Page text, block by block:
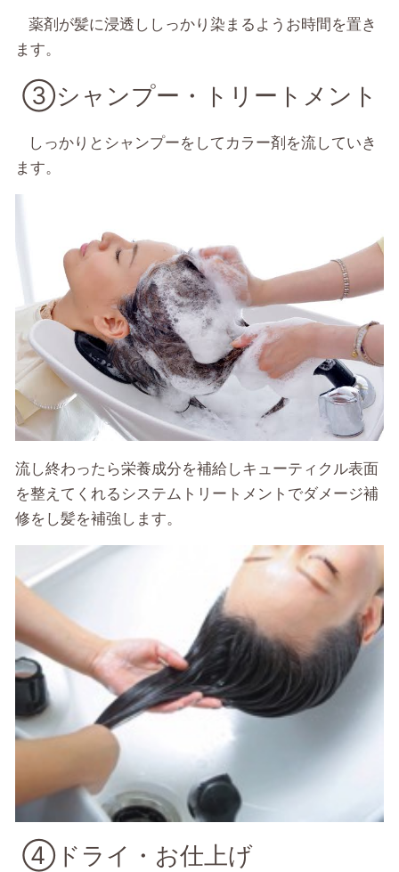
薬剤が髪に浸透ししっかり染まるようお時間を置き
ます。
③シャンプー・トリートメント
しっかりとシャンプーをしてカラー剤を流していき
ます。
流し終わったら栄養成分を補給しキューティクル表面
を整えてくれるシステムトリートメントでダメージ補
修をし髪を補強します。
④ドライ・お仕上げ